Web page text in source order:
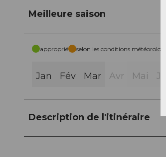
Meilleure saison
approprié selon les conditions
Jan Fév Mar Avr Mai Jui
Description de l'itinéraire